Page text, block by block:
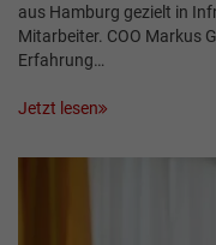
aus Hamburg gezielt in
Mitarbeiter. COO Markus
Erfahrung…
Jetzt lesen